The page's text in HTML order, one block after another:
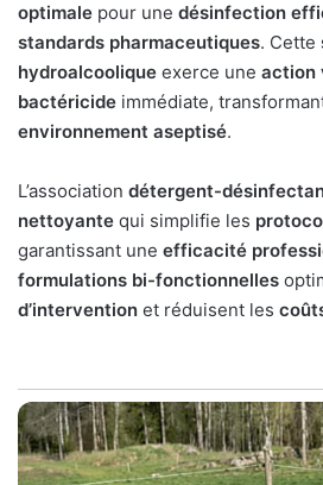
optimale pour une désinfection
standards pharmaceutiques. Cette
hydroalcoolique exerce une action
bactéricide immédiate,
environnement aseptisé.
L’association détergent-
nettoyante qui simplifie les
garantissant une efficacité
formulations bi-fonctionnelles
d’intervention et réduisent les